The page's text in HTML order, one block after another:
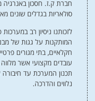
חברת ק.ז. חסכון באנרגיה
סולאריות בגדלים שונים מאז
לזכותנו ניסיון רב
המותקנות על גגות של
חקלאיים, בתי מגורים
עובדים מקצועי אשר
תכנון המערכת עד
נלווים והדרכה.